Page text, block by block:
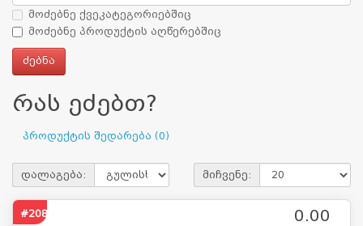
მოძებნე ქვეკატეგორიებშიც
მოძებნე პროდუქტის აღწერებშიც
რას ეძებთ?
პროდუქტის შედარება (0)
დალაგება: მიჩვენე:
#2082 0.00